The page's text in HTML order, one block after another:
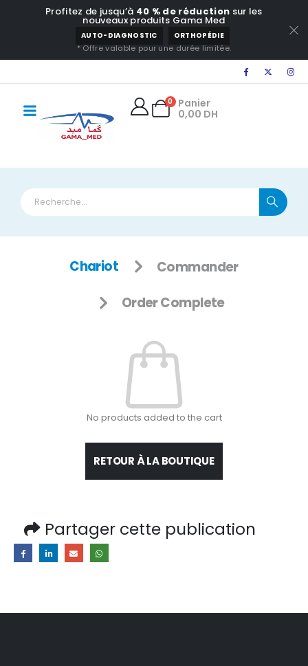
Profitez de jusqu’à 40 % de réduction sur les
nouveaux produits Gama Med
AUTO-DIAGNOSTIC ORTHOPÉDIE
* Offre valable pour une durée limitée.
0
Panier
0,00 DH
Chariot Commander
Order Complete
No products added to the cart
RETOUR À LA BOUTIQUE
Partager cette publication